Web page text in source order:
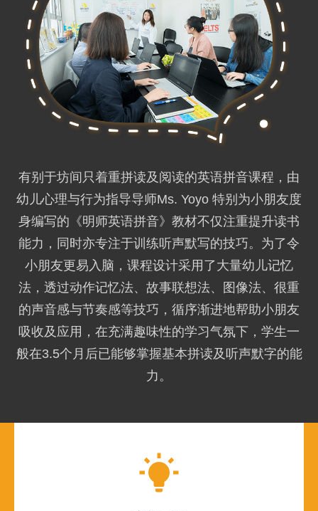
有别于坊间只着重拼读及阅读的英语拼音课程，由
幼儿心理与行为指导导师Ms. Yoyo 特别为小朋友度
身编写的《明师英语拼音》教材不仅注重提升读书
能力，同时亦专注于训练听声默写的技巧。为了令
小朋友更易入脑，课程设计采用了大量幼儿记忆
法，透过动作记忆法、故事联想法、图像法、很重
的声音感与节奏感等技巧，循序渐进地帮助小朋友
吸收及应用，在充满趣味性的学习气氛下，学生一
般在3.5个月后已能够掌握基本拼读及听声默字的能
力。